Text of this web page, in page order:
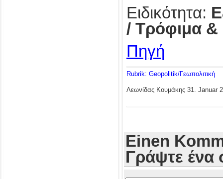
Ειδικότητα:
/ Τρόφιμα &
Πηγή
Rubrik: Geopolitik/Γεωπολιτική
Λεωνίδας Κουμάκης 31. Januar
Einen
Γράψτε ένα